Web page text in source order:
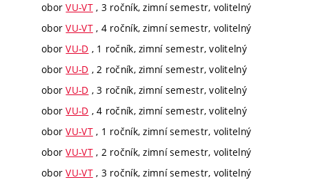
oborVU-VT, 3 ročník, zimní semestr, volitelný
oborVU-VT, 4 ročník, zimní semestr, volitelný
oborVU-D , 1 ročník, zimní semestr, volitelný
oborVU-D , 2 ročník, zimní semestr, volitelný
oborVU-D , 3 ročník, zimní semestr, volitelný
oborVU-D , 4 ročník, zimní semestr, volitelný
oborVU-VT, 1 ročník, zimní semestr, volitelný
oborVU-VT, 2 ročník, zimní semestr, volitelný
oborVU-VT, 3 ročník, zimní semestr, volitelný